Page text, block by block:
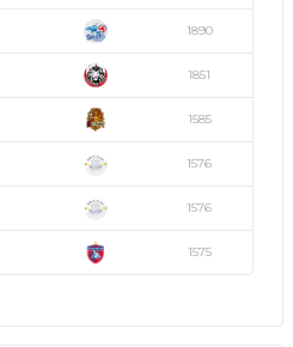
1890
1851
1585
1576
1576
1575